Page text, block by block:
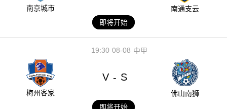
南京城市
南通支云
即将开始
08-08
19:30 中甲
梅州客家
V - S
佛山南狮
即将开始